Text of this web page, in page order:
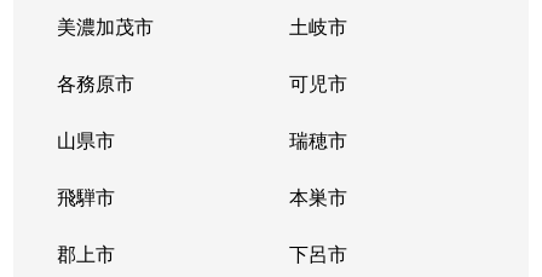
美濃加茂市 土岐市
各務原市 可児市
山県市 瑞穂市
飛騨市 本巣市
郡上市 下呂市